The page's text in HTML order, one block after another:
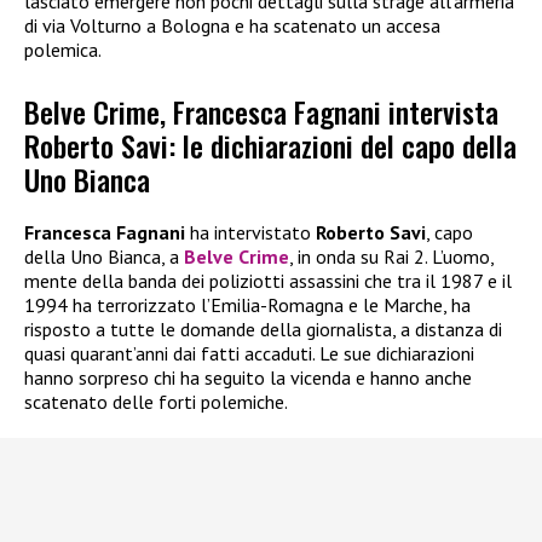
di via Volturno a Bologna e ha scatenato un accesa
polemica.
Belve Crime, Francesca Fagnani intervista
Roberto Savi: le dichiarazioni del capo della
Uno Bianca
Francesca Fagnani ha intervistato Roberto Savi , capo
della Uno Bianca, a Belve Crime , in onda su Rai 2. L’uomo,
mente della banda dei poliziotti assassini che tra il 1987 e il
1994 ha terrorizzato l’Emilia-Romagna e le Marche, ha
risposto a tutte le domande della giornalista, a distanza di
quasi quarant’anni dai fatti accaduti. Le sue dichiarazioni
hanno sorpreso chi ha seguito la vicenda e hanno anche
scatenato delle forti polemiche.